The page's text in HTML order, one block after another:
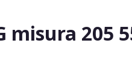
misura 205